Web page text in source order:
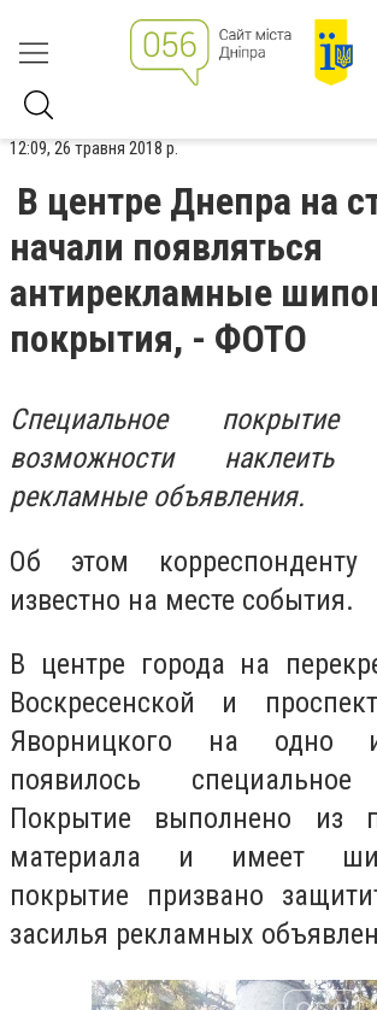
12:09, 26 травня 2018 р.
В центре Днепра на
начали появляться
антирекламные
покрытия, - ФОТО
Специальное
возможности
рекламные объявления.
Об этом
известно на месте события.
В центре города на
Воскресенской и
Яворницкого на одно
появилось
Покрытие выполнено из
материала и имеет
покрытие призвано
засилья рекламных